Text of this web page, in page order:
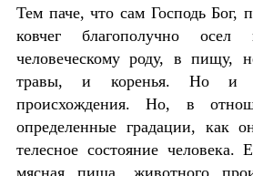
Тем паче, что сам Господь Бог,
ковчег благополучно
человеческому роду, в пищу,
травы, и коренья. Но и
происхождения. Но, в
определенные градации, как
телесное состояние человека.
мясная пища, животного